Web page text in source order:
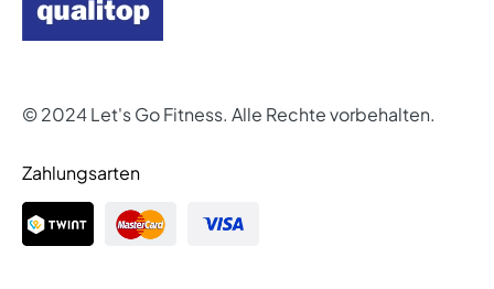
© 2024 Let's Go Fitness. Alle Rechte vorbehalten.
Zahlungsarten